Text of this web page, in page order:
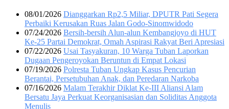
08/01/2026 Dianggarkan Rp2,5 Miliar, DPUTR Pati Segera
Perbaiki Kerusakan Ruas Jalan Godo-Sinomwidodo
07/24/2026 Bersih-bersih Alun-alun Kembangjoyo di HUT
Ke-25 Partai Demokrat, Omah Aspirasi Rakyat Beri Apresiasi
07/22/2026 Usai Tasyakuran, 10 Warga Tuban Laporkan
Dugaan Pengeroyokan Beruntun di Empat Lokasi
07/19/2026 Polresta Tuban Ungkap Kasus Pencurian
Berantai, Persetubuhan Anak, dan Peredaran Narkoba
07/16/2026 Malam Terakhir Diklat Ke-III Aliansi Alam
Bersatu Jaya Perkuat Keorganisasian dan Soliditas Anggota
Menulis